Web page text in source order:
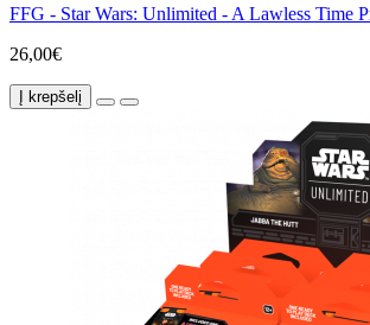
FFG - Star Wars: Unlimited - A Lawless Time
26,00€
Į krepšelį